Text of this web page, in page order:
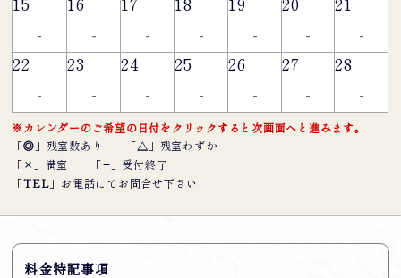
15
-
16
-
17
-
18
-
19
-
20
-
21
-
22
-
23
-
24
-
25
-
26
-
27
-
28
-
※カレンダーのご希望の日付をクリックすると次画面へと進みます。
「◎ 」残室数あり 「 △ 」残室わずか
「 × 」満室 「− 」受付終了
「TEL 」お電話にてお問合せ下さい
料金特記事項